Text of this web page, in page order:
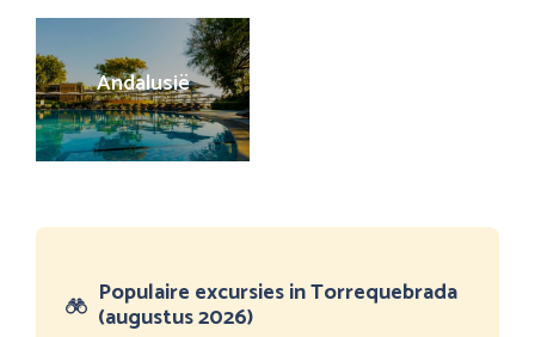
Andalusië
Populaire excursies in Torrequebrada
(augustus 2026)